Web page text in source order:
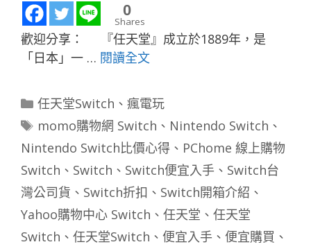
0
Shares
歡迎分享： 『任天堂』成立於1889年，是
「日本」一 … 閱讀全文
分
類
任天堂Switch 、 瘋電玩
標
籤
momo購物網 Switch 、 Nintendo Switch 、
Nintendo Switch比價心得 、 PChome 線上購物
Switch 、 Switch 、 Switch便宜入手 、 Switch台
灣公司貨 、 Switch折扣 、 Switch開箱介紹 、
Yahoo購物中心 Switch 、 任天堂 、 任天堂
Switch 、 任天堂Switch 、 便宜入手 、 便宜購買 、